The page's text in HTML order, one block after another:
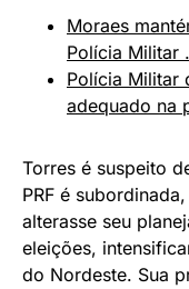
Moraes
Polícia Militar .
Polícia Militar
adequado na
Torres é suspeito
PRF é
alterasse seu
eleições,
do Nordeste. Sua